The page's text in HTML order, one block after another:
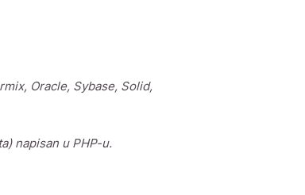
Oracle, Sybase, Solid,
napisan u PHP-u.